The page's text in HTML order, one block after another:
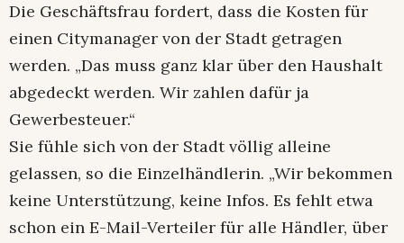
Die Geschäftsfrau fordert, dass die Kosten für
einen Citymanager von der Stadt getragen
werden. „Das muss ganz klar über den Haushalt
abgedeckt werden. Wir zahlen dafür ja
Gewerbesteuer.“
Sie fühle sich von der Stadt völlig alleine
gelassen, so die Einzelhändlerin. „Wir bekommen
keine Unterstützung, keine Infos. Es fehlt etwa
schon ein E-Mail-Verteiler für alle Händler, über